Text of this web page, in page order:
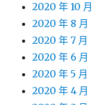
2020 年 10 月
2020 年 8 月
2020 年 7 月
2020 年 6 月
2020 年 5 月
2020 年 4 月